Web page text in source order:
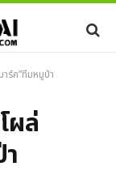
ร์ค”ทีมหมูป่า
ผล่